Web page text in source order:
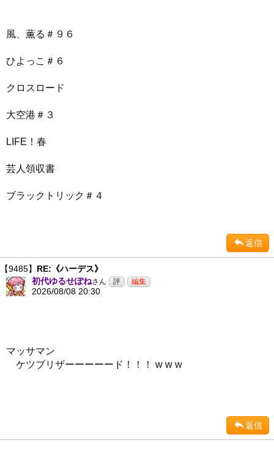
風、薫る＃９６
ひよっこ＃６
クロスロード
大空港＃３
LIFE！春
芸人領収書
ブラックトリック＃４
返信
【9485】 RE:《ハーデス》
初代ゆるせぽねさん
2026/08/08 20:30
マッサマン
ケツブリザーーーーード！！！ w w w
返信